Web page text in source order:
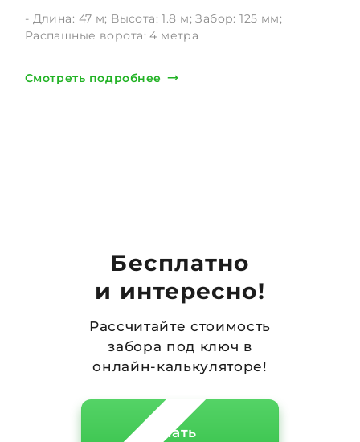
- Длина: 47 м; Высота: 1.8 м; Забор: 125 мм;
Распашные ворота: 4 метра
Смотреть подробнее
Бесплатно
и интересно!
Рассчитайте стоимость
забора под ключ в
онлайн-калькуляторе!
Начать